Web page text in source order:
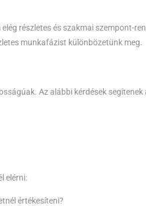
részletes és szakmai szempont-
munkafázist különbözetünk meg.
Az alábbi kérdések
elérni:
értékesíteni?